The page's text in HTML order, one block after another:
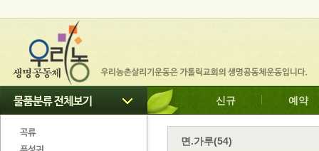
신규 예약
면.가루(54)